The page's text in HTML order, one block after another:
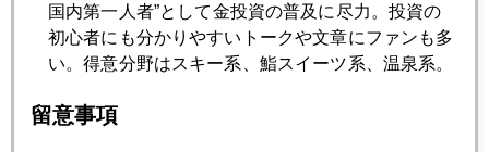
2025年07月14日
国内第一人者”として金投資の普及に尽力。投資の
初心者にも分かりやすいトークや文章にファンも多
い。得意分野はスキー系、鮨スイーツ系、温泉系。
留意事項